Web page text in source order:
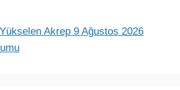
Akrep 9 Ağustos 2026